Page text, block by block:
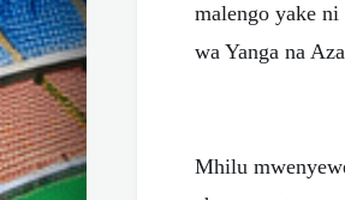
malengo yake ni
wa Yanga na
Mhilu